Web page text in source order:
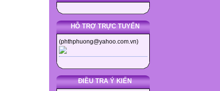
HỖ TRỢ TRỰC TUYẾN
(phthphuong@yahoo.com.vn)
ĐIỀU TRA Ý KIẾN